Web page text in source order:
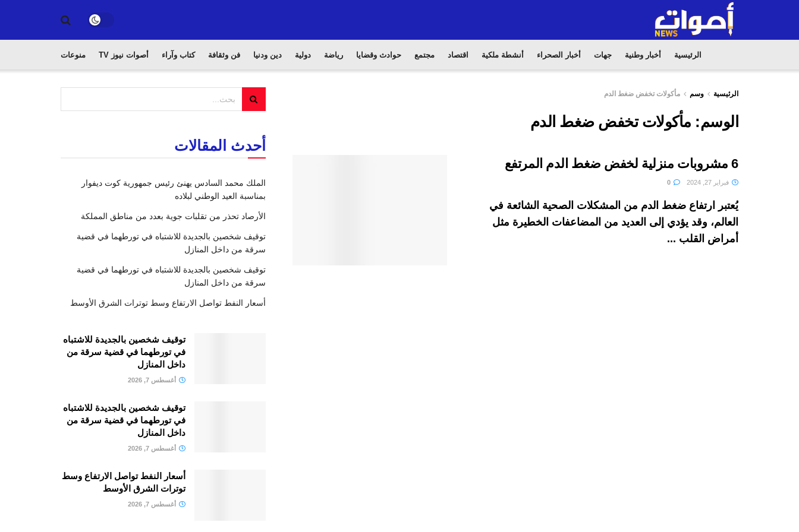
الرئيسية أخبار وطنية جهات أخبار الصحراء أنشطة ملكية اقتصاد مجتمع حوادث وقضايا رياضة دولية دين ودنيا فن وثقافة كتاب وآراء أصوات نيوز TV منوعات
الرئيسية وسم مأكولات تخفض ضغط الدم
الوسم: مأكولات تخفض ضغط الدم
6 مشروبات منزلية لخفض ضغط الدم المرتفع
فبراير 27, 2024
يُعتبر ارتفاع ضغط الدم من المشكلات الصحية الشائعة في
العالم، وقد يؤدي إلى العديد من المضاعفات الخطيرة مثل
أمراض القلب ...
أحدث المقالات
الملك محمد السادس يهنئ رئيس جمهورية كوت ديفوار
بمناسبة العيد الوطني لبلاده
الأرصاد تحذر من تقلبات جوية بعدد من مناطق المملكة
توقيف شخصين بالجديدة للاشتباه في تورطهما في قضية
سرقة من داخل المنازل
توقيف شخصين بالجديدة للاشتباه في تورطهما في قضية
سرقة من داخل المنازل
أسعار النفط تواصل الارتفاع وسط توترات الشرق الأوسط
توقيف شخصين بالجديدة للاشتباه
في تورطهما في قضية سرقة من
داخل المنازل
أغسطس 7, 2026
توقيف شخصين بالجديدة للاشتباه
في تورطهما في قضية سرقة من
داخل المنازل
أغسطس 7, 2026
أسعار النفط تواصل الارتفاع وسط
توترات الشرق الأوسط
أغسطس 7, 2026